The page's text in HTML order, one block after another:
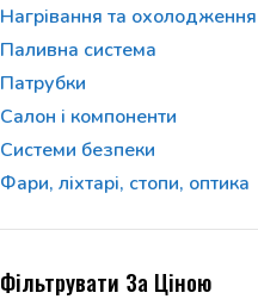
Нагрівання та охолодження
Паливна система
Патрубки
Салон і компоненти
Системи безпеки
Фари, ліхтарі, стопи, оптика
Фільтрувати За Ціною